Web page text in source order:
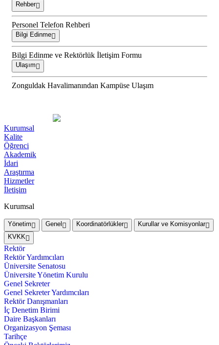
Rehber
Personel Telefon Rehberi
Bilgi Edinme
Bilgi Edinme ve Rektörlük İletişim Formu
Ulaşım
Zonguldak Havalimanından Kampüse Ulaşım
Kurumsal
Kalite
Öğrenci
Akademik
İdari
Araştırma
Hizmetler
İletişim
Kurumsal
Yönetim Genel Koordinatörlükler
Kurullar ve Komisyonlar
KVKK
Rektör
Rektör Yardımcıları
Üniversite Senatosu
Üniversite Yönetim Kurulu
Genel Sekreter
Genel Sekreter Yardımcıları
Rektör Danışmanları
İç Denetim Birimi
Daire Başkanları
Organizasyon Şeması
Tarihçe